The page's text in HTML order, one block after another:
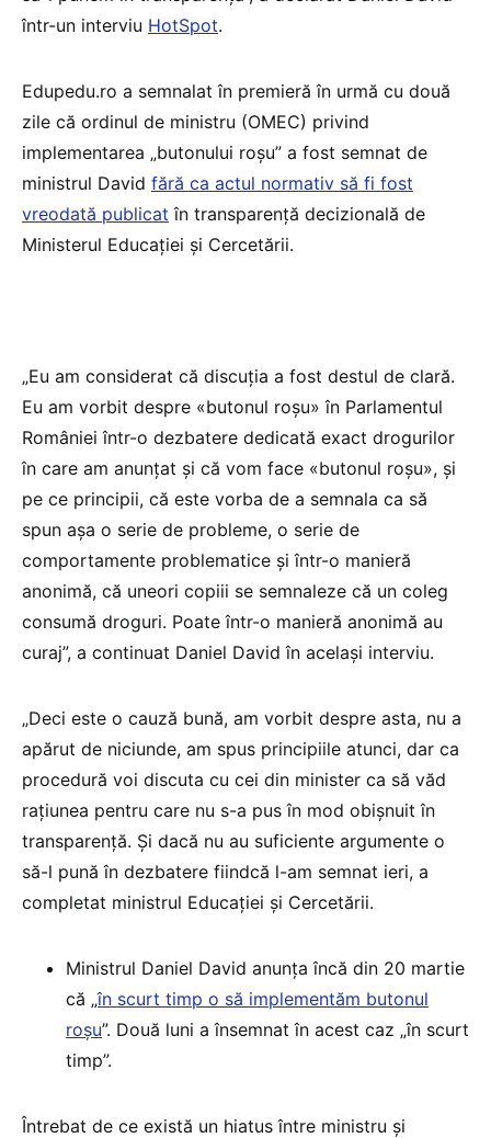
într-un interviu HotSpot.
Edupedu.ro a semnalat în premieră în urmă cu două
zile că ordinul de ministru (OMEC) privind
implementarea „butonului roșu” a fost semnat de
ministrul David fără ca actul normativ să fi fost
vreodată publicat în transparență decizională de
Ministerul Educației și Cercetării.
„Eu am considerat că discuția a fost destul de clară.
Eu am vorbit despre «butonul roșu» în Parlamentul
României într-o dezbatere dedicată exact drogurilor
în care am anunțat și că vom face «butonul roșu», și
pe ce principii, că este vorba de a semnala ca să
spun așa o serie de probleme, o serie de
comportamente problematice și într-o manieră
anonimă, că uneori copiii se semnaleze că un coleg
consumă droguri. Poate într-o manieră anonimă au
curaj”, a continuat Daniel David în același interviu.
„Deci este o cauză bună, am vorbit despre asta, nu a
apărut de niciunde, am spus principiile atunci, dar ca
procedură voi discuta cu cei din minister ca să văd
rațiunea pentru care nu s-a pus în mod obișnuit în
transparență. Și dacă nu au suficiente argumente o
să-l pună în dezbatere fiindcă l-am semnat ieri, a
completat ministrul Educației și Cercetării.
Ministrul Daniel David anunța încă din 20 martie
că „în scurt timp o să implementăm butonul
roșu”. Două luni a însemnat în acest caz „în scurt
timp”.
Întrebat de ce există un hiatus între ministru și